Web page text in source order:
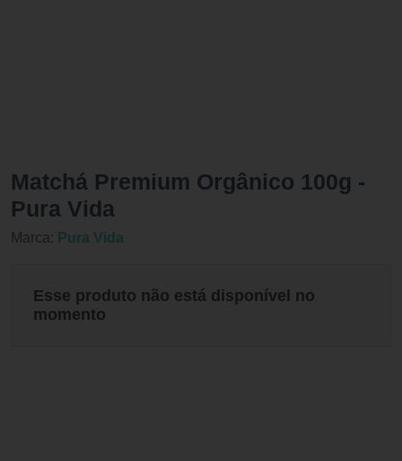
Matchá Premium Orgânico 100g -
Pura Vida
Marca: Pura Vida
Esse produto não está disponível no
momento